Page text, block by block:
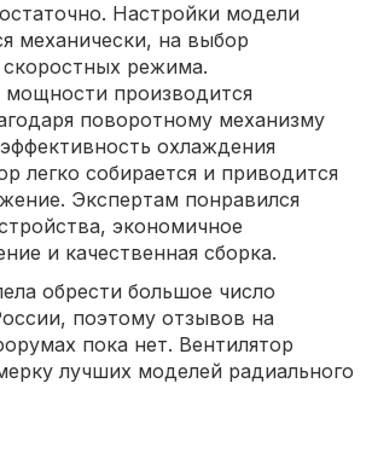
Настройки модели
механически, на выбор
скоростных режима.
мощности производится
поворотному механизму
охлаждения
легко собирается и приводится
Экспертам понравился
экономичное
и качественная сборка.
обрести большое число
поэтому отзывов на
пока нет. Вентилятор
лучших моделей радиального